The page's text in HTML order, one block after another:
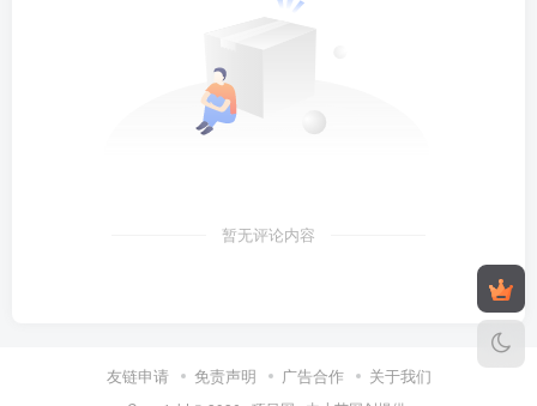
暂无评论内容
友链申请 免责声明 广告合作 关于我们